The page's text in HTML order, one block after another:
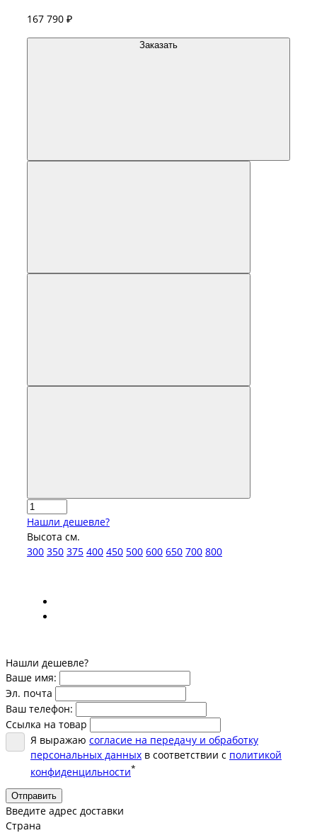
167 790 ₽
Заказать
Нашли дешевле?
Высота см.
300 350 375 400 450 500 600 650 700 800
Нашли дешевле?
Ваше имя:
Эл. почта
Ваш телефон:
Ссылка на товар
Я выражаю согласие на передачу и обработку
персональных данных в соответствии с политикой
конфиденцильности*
Отправить
Введите адрес доставки
Страна